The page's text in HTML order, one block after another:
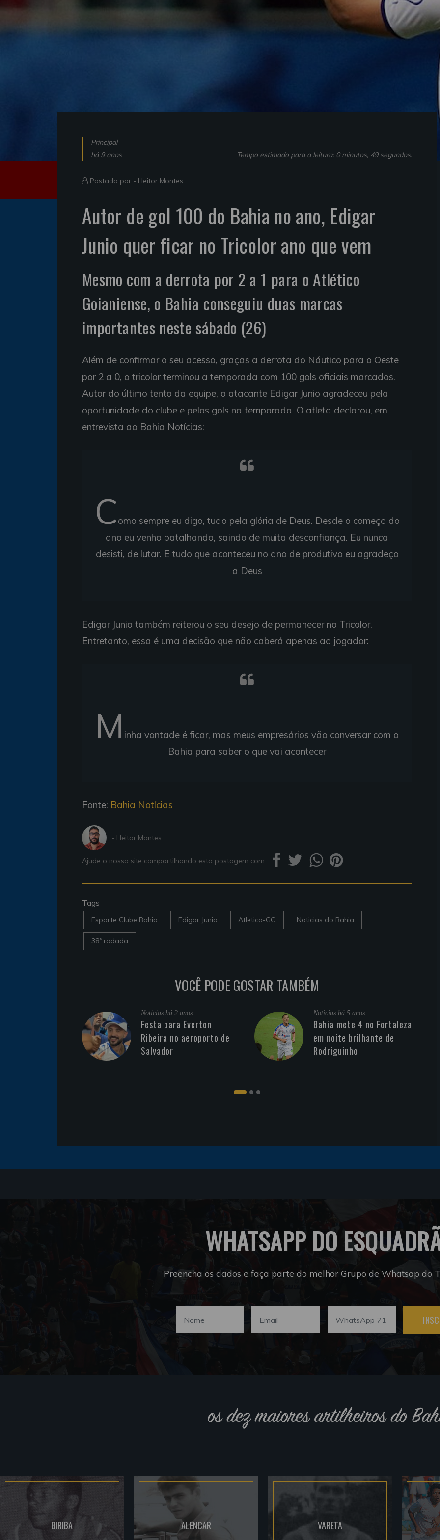
Principal
há 9 anos
Tempo estimado para a leitura: 0 minutos, 49 segundos.
Postado por - Heitor Montes
Autor de gol 100 do Bahia no ano, Edigar
Junio quer ficar no Tricolor ano que vem
Mesmo com a derrota por 2 a 1 para o Atlético
Goianiense, o Bahia conseguiu duas marcas
importantes neste sábado (26)
Além de confirmar o seu acesso, graças a derrota do Náutico para o Oeste
por 2 a 0, o tricolor terminou a temporada com 100 gols oficiais marcados.
Autor do último tento da equipe, o atacante Edigar Junio agradeceu pela
oportunidade do clube e pelos gols na temporada. O atleta declarou, em
entrevista ao Bahia Notícias:
Como sempre eu digo, tudo pela glória de Deus. Desde o começo do
ano eu venho batalhando, saindo de muita desconfiança. Eu nunca
desisti, de lutar. E tudo que aconteceu no ano de produtivo eu agradeço
a Deus
Edigar Junio também reiterou o seu desejo de permanecer no Tricolor.
Entretanto, essa é uma decisão que não caberá apenas ao jogador:
M inha vontade é ficar, mas meus empresários vão conversar com o
Bahia para saber o que vai acontecer
Fonte: Bahia Notícias
- Heitor Montes
Ajude o nosso site compartilhando esta postagem com
Tags
Esporte Clube Bahia Edigar Junio Atletico-GO Noticias do Bahia
38ª rodada
VOCÊ PODE GOSTAR TAMBÉM
Noticias há 2 anos
Festa para Everton
Ribeira no aeroporto de
Salvador
Noticias há 5 anos
Bahia mete 4 no Fortaleza
em noite brilhante de
Rodriguinho
WHATSAPP DO
Preencha os dados e faça parte do melhor Grupo de Whatsap do
os dez maiores artilheiros do
BIRIBA ALENCAR VARETA